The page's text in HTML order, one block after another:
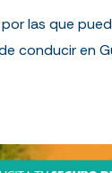
las que
conducir en